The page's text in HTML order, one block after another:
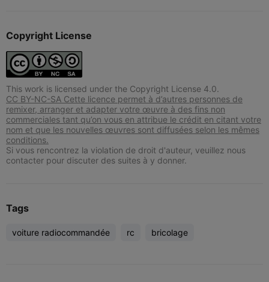
Copyright License
This work is licensed under the Copyright License 4.0.
CC BY-NC-SA Cette licence permet à d’autres personnes de
remixer, arranger et adapter votre œuvre à des fins non
commerciales tant qu’on vous en attribue le crédit en citant votre
nom et que les nouvelles œuvres sont diffusées selon les mêmes
conditions.
Si vous rencontrez la violation de droit d'auteur, veuillez nous
contacter pour discuter des suites à y donner.
Tags
voiture radiocommandée rc bricolage